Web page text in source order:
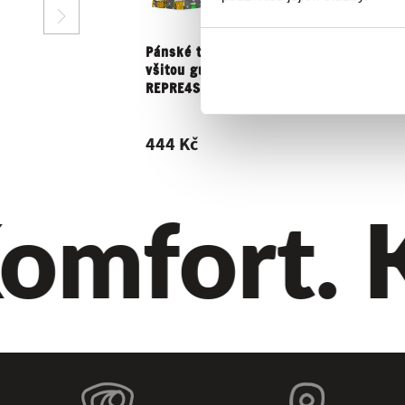
Pánské trenky s
všitou gumou
REPRE4SC...
444 Kč